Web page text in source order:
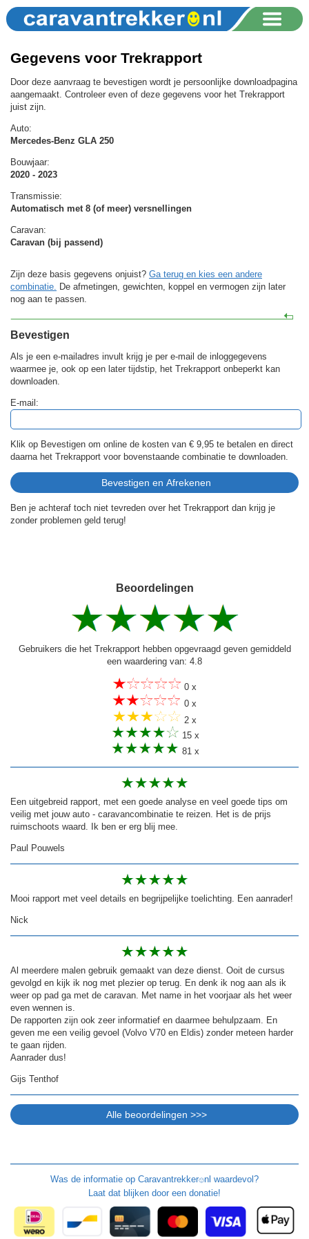
Gegevens voor Trekrapport
Door deze aanvraag te bevestigen wordt je persoonlijke downloadpagina
aangemaakt. Controleer even of deze gegevens voor het Trekrapport
juist zijn.
Auto:
Mercedes-Benz GLA 250
Bouwjaar:
2020 - 2023
Transmissie:
Automatisch met 8 (of meer) versnellingen
Caravan:
Caravan (bij passend)
Zijn deze basis gegevens onjuist? Ga terug en kies een andere
combinatie. De afmetingen, gewichten, koppel en vermogen zijn later
nog aan te passen.
Bevestigen
Als je een e-mailadres invult krijg je per e-mail de inloggegevens
waarmee je, ook op een later tijdstip, het Trekrapport onbeperkt kan
downloaden.
E-mail:
Klik op Bevestigen om online de kosten van € 9,95 te betalen en direct
daarna het Trekrapport voor bovenstaande combinatie te downloaden.
Ben je achteraf toch niet tevreden over het Trekrapport dan krijg je
zonder problemen geld terug!
Beoordelingen
Gebruikers die het Trekrapport hebben opgevraagd geven gemiddeld
een waardering van: 4.8
0 x
0 x
2 x
15 x
81 x
Een uitgebreid rapport, met een goede analyse en veel goede tips om
veilig met jouw auto - caravancombinatie te reizen. Het is de prijs
ruimschoots waard. Ik ben er erg blij mee.
Paul Pouwels
Mooi rapport met veel details en begrijpelijke toelichting. Een aanrader!
Nick
Al meerdere malen gebruik gemaakt van deze dienst. Ooit de cursus
gevolgd en kijk ik nog met plezier op terug. En denk ik nog aan als ik
weer op pad ga met de caravan. Met name in het voorjaar als het weer
even wennen is.
De rapporten zijn ook zeer informatief en daarmee behulpzaam. En
geven me een veilig gevoel (Volvo V70 en Eldis) zonder meteen harder
te gaan rijden.
Aanrader dus!
Gijs Tenthof
Was de informatie op Caravantrekker🙂nl waardevol?
Laat dat blijken door een donatie!